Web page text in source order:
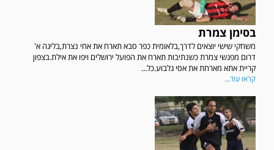
בסימן צמרת
משחקי שישי יוצאים לדרך,בלאומית כפר סבא תארח את אחי נצרת,בליגה א'
דרום מפגשי צמרת כשנתיבות תארח את הפועל ירושלים ויפו את אילת.בצפון
קריית אתא מארחת את אסי גלבוע.כל...
קראו עוד...